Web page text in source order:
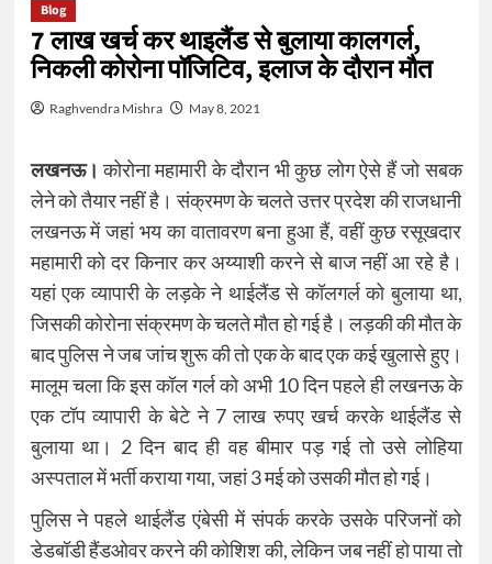
Blog
7 लाख खर्च कर थाइलैंड से बुलाया कालगर्ल,
निकली कोरोना पॉजिटिव, इलाज के दौरान मौत
Raghvendra Mishra May 8, 2021
लखनऊ। कोरोना महामारी के दौरान भी कुछ लोग ऐसे हैं जो सबक
लेने को तैयार नहीं है। संक्रमण के चलते उत्तर प्रदेश की राजधानी
लखनऊ में जहां भय का वातावरण बना हुआ हैं, वहीं कुछ रसूखदार
महामारी को दर किनार कर अय्याशी करने से बाज नहीं आ रहे है।
यहां एक व्यापारी के लड़के ने थाईलैंड से कॉलगर्ल को बुलाया था,
जिसकी कोरोना संक्रमण के चलते मौत हो गई है। लड़की की मौत के
बाद पुलिस ने जब जांच शुरू की तो एक के बाद एक कई खुलासे हुए।
मालूम चला कि इस कॉल गर्ल को अभी 10 दिन पहले ही लखनऊ के
एक टॉप व्यापारी के बेटे ने 7 लाख रुपए खर्च करके थाईलैंड से
बुलाया था। 2 दिन बाद ही वह बीमार पड़ गई तो उसे लोहिया
अस्पताल में भर्ती कराया गया, जहां 3 मई को उसकी मौत हो गई।
पुलिस ने पहले थाईलैंड एंबेसी में संपर्क करके उसके परिजनों को
डेडबॉडी हैंडओवर करने की कोशिश की, लेकिन जब नहीं हो पाया तो